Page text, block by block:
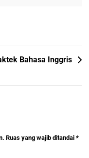
Bahasa Inggris
Ruas yang wajib ditandai *